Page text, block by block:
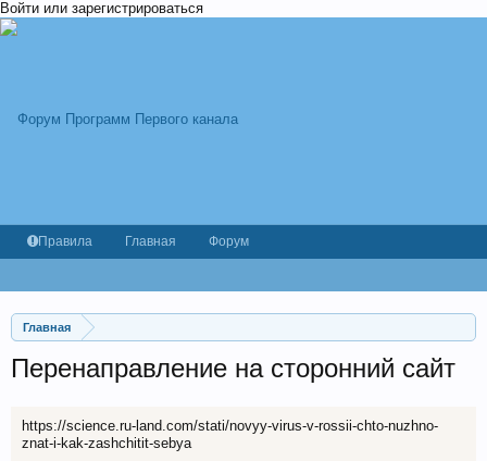
Войти или зарегистрироваться
Главная
Перенаправление на сторонний сайт
https://science.ru-land.com/stati/novyy-virus-v-rossii-chto-nuzhno-
znat-i-kak-zashchitit-sebya
Правила Главная Форум